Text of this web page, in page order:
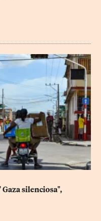
silenciosa",